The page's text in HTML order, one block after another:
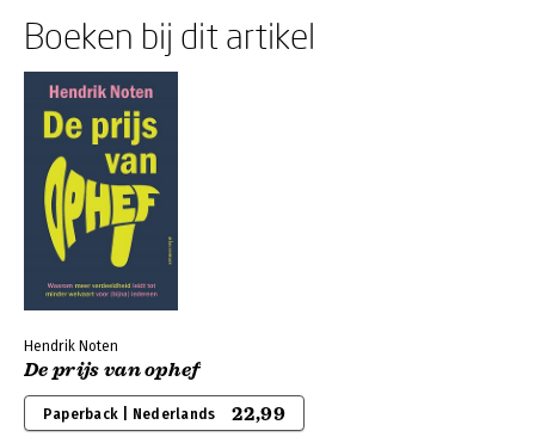
Boeken bij dit artikel
Hendrik Noten
De prijs van ophef
Paperback | Nederlands 22,99